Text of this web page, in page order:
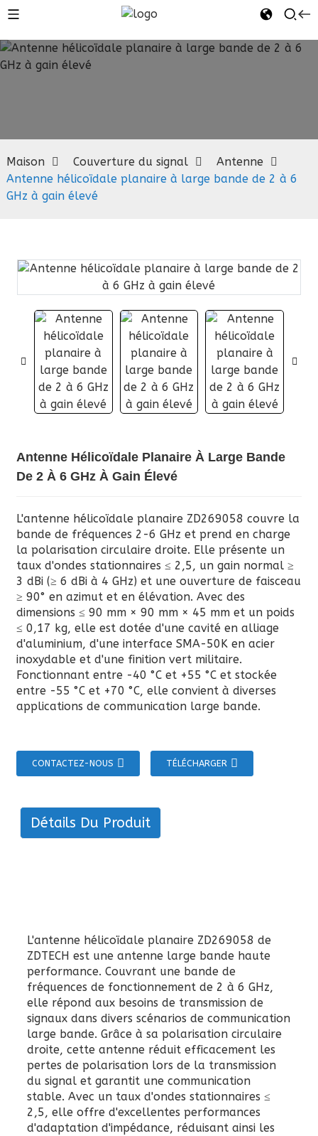
Maison Couverture du signal
Antenne
Antenne hélicoïdale planaire à large bande de 2 à 6
GHz à gain élevé
Antenne Hélicoïdale Planaire À Large Bande
De 2 À 6 GHz À Gain Élevé
L'antenne hélicoïdale planaire ZD269058 couvre la
bande de fréquences 2-6 GHz et prend en charge
la polarisation circulaire droite. Elle présente un
taux d'ondes stationnaires ≤ 2,5, un gain normal ≥
3 dBi (≥ 6 dBi à 4 GHz) et une ouverture de faisceau
≥ 90° en azimut et en élévation. Avec des
dimensions ≤ 90 mm × 90 mm × 45 mm et un poids
≤ 0,17 kg, elle est dotée d'une cavité en alliage
d'aluminium, d'une interface SMA-50K en acier
inoxydable et d'une finition vert militaire.
Fonctionnant entre -40 °C et +55 °C et stockée
entre -55 °C et +70 °C, elle convient à diverses
applications de communication large bande.
CONTACTEZ-NOUS TÉLÉCHARGER
Détails Du Produit
L'antenne hélicoïdale planaire ZD269058 de
ZDTECH est une antenne large bande haute
performance. Couvrant une bande de
fréquences de fonctionnement de 2 à 6 GHz,
elle répond aux besoins de transmission de
signaux dans divers scénarios de communication
large bande. Grâce à sa polarisation circulaire
droite, cette antenne réduit efficacement les
pertes de polarisation lors de la transmission
du signal et garantit une communication
stable. Avec un taux d'ondes stationnaires ≤
2,5, elle offre d'excellentes performances
d'adaptation d'impédance, réduisant ainsi les